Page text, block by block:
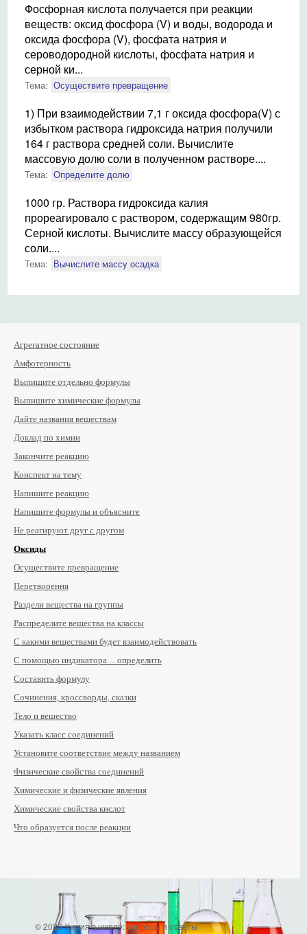
Фосфорная кислота получается при реакции
веществ: оксид фосфора (V) и воды, водорода и
оксида фосфора (V), фосфата натрия и
сероводородной кислоты, фосфата натрия и
серной ки...
Тема: Осуществите превращение
1) При взаимодействии 7,1 г оксида фосфора(V) с
избытком раствора гидроксида натрия получили
164 г раствора средней соли. Вычислите
массовую долю соли в полученном растворе....
Тема: Определите долю
1000 гр. Раствора гидроксида калия
прореагировало с раствором, содержащим 980гр.
Серной кислоты. Вычислите массу образующейся
соли....
Тема: Вычислите массу осадка
Агрегатное состояние
Амфотерность
Выпишите отдельно формулы
Выпишите химические формулы
Дайте названия веществам
Доклад по химии
Закончите реакцию
Конспект на тему
Напишите реакцию
Напишите формулы и объясните
Не реагируют друг с другом
Оксиды
Осуществите превращение
Перетворення
Раздели вещества на группы
Распределите вещества на классы
С какими веществами будет взаимодействовать
С помощью индикатора ... определить
Составить формулу
Сочинения, кроссворды, сказки
Тело и вещество
Указать класс соединений
Установите соответствие между названием
Физические свойства соединений
Химические и физические явления
Химические свойства кислот
Что образуется после реакции
© 2026 Химия в школе: вопросы и ответы